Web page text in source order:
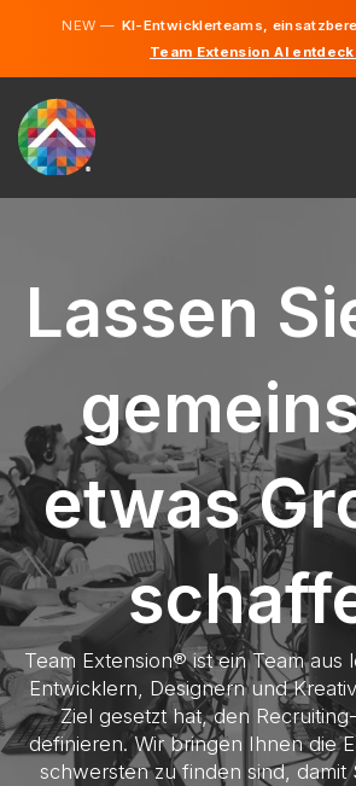
NEW —KI-Entwicklerteams,
Team Extension AI
KARRIERE
FINDEN
ÖSTERREICH
DE
STARTEN SIE JETZT
Lassen
etwas
Team Extension® ist ein Team aus
Entwicklern, Designern und
Ziel gesetzt hat, den
definieren. Wir bringen Ihnen die
schwersten zu finden sind, damit